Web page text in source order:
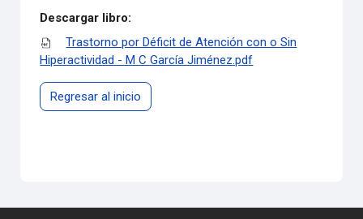
Descargar libro:
Trastorno por Déficit de Atención con o Sin
Hiperactividad - M C García Jiménez.pdf
Regresar al inicio